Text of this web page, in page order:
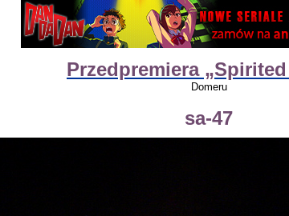
Przedpremiera
Domeru
sa-47